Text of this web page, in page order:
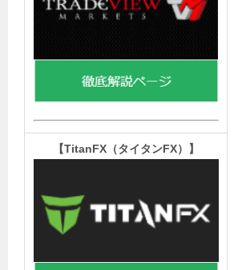
【TitanFX（タイタンFX） 】